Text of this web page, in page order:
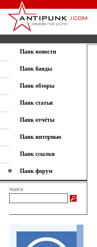
Панк новости
Панк банды
Панк обзоры
Панк статьи
Панк отчёты
Панк интервью
Панк ссылки
Панк форум
поиск